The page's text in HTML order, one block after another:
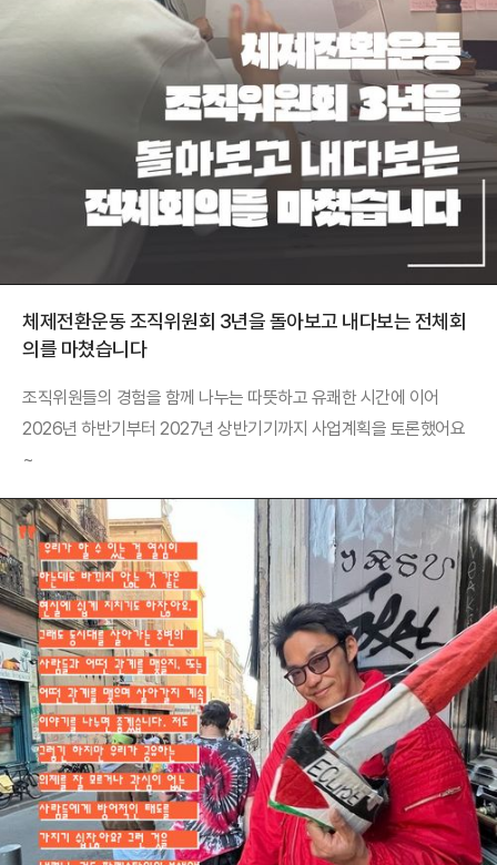
체제전환운동 조직위원회 3년을 돌아보고 내다보는 전체회
의를 마쳤습니다
조직위원들의 경험을 함께 나누는 따뜻하고 유쾌한 시간에 이어
2026년 하반기부터 2027년 상반기기까지 사업계획을 토론했어요
~